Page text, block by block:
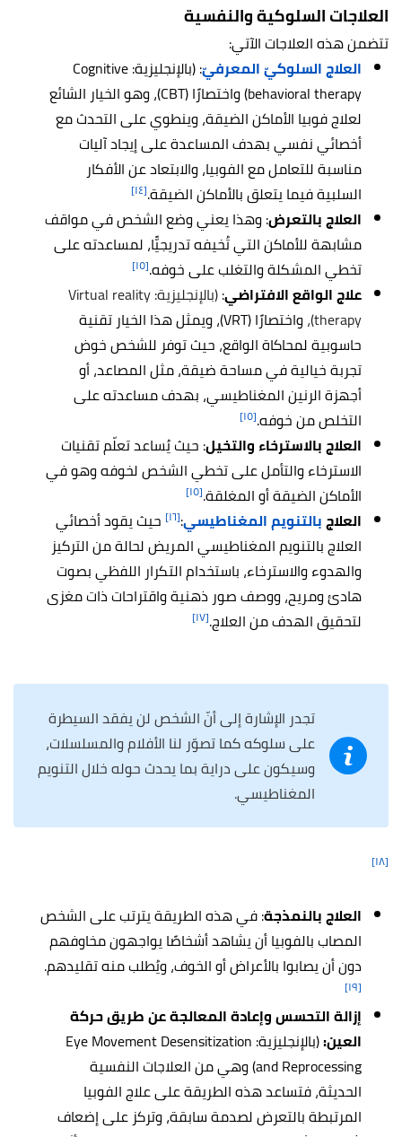
العلاجات السلوكية والنفسية
تتضمن هذه العلاجات الآتي:
العلاج السلوكيّ المعرفيّ
: (بالإنجليزية: Cognitive
behavioral therapy) واختصارًا (CBT)، وهو الخيار الشائع
لعلاج فوبيا الأماكن الضيقة، وينطوي على التحدث مع
أخصائي نفسي بهدف المساعدة على إيجاد آليات
مناسبة للتعامل مع الفوبيا، والابتعاد عن الأفكار
السلبية فيما يتعلق بالأماكن الضيقة.[١٤]
العلاج بالتعرض: وهذا يعني وضع الشخص في مواقف
مشابهة للأماكن التي تُخيفه تدريجيًّا، لمساعدته على
تخطي المشكلة والتغلب على خوفه.[١٥]
علاج الواقع الافتراضي:
(بالإنجليزية: Virtual reality
therapy)،
واختصارًا (VRT)، ويمثل هذا الخيار تقنية
حاسوبية لمحاكاة الواقع، حيث توفر للشخص خوض
تجربة خيالية في مساحة ضيقة، مثل المصاعد، أو
أجهزة الرنين المغناطيسي، بهدف مساعدته على
التخلص من خوفه.[١٥]
العلاج بالاسترخاء والتخيل: حيث يُساعد تعلّم تقنيات
الاسترخاء والتأمل على تخطي الشخص لخوفه وهو في
الأماكن الضيقة أو المغلقة.[١٥]
العلاجبالتنويم المغناطيسي:[١٦]
حيث يقود أخصائي
العلاج بالتنويم المغناطيسي المريض لحالة من التركيز
والهدوء والاسترخاء، باستخدام التكرار اللفظي بصوت
هادئ ومريح، ووصف صور ذهنية واقتراحات ذات مغزى
لتحقيق الهدف من العلاج.[١٧]
تجدر الإشارة إلى أنّ الشخص لن يفقد السيطرة
على سلوكه كما تصوّر لنا الأفلام والمسلسلات،
وسيكون على دراية بما يحدث حوله خلال التنويم
المغناطيسي.
[١٨]
العلاج بالنمذجة: في هذه الطريقة يترتب على الشخص
المصاب بالفوبيا أن يشاهد أشخاصًا يواجهون مخاوفهم
دون أن يصابوا بالأعراض أو الخوف، ويُطلب منه تقليدهم.
[١٩]
إزالة التحسس وإعادة المعالجة عن طريق حركة
العين:
(بالإنجليزية: Eye Movement Desensitization
and Reprocessing) وهي من العلاجات النفسية
الحديثة، فتساعد هذه الطريقة على علاج الفوبيا
المرتبطة بالتعرض لصدمة سابقة، وتركز على إضعاف